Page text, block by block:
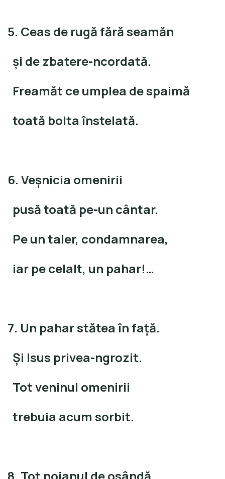
5. Ceas de rugă fără seamăn
şi de zbatere-ncordată.
Freamăt ce umplea de spaimă
toată bolta înstelată.
6. Veşnicia omenirii
pusă toată pe-un cântar.
Pe un taler, condamnarea,
iar pe celalt, un pahar!…
7. Un pahar stătea în faţă.
Şi Isus privea-ngrozit.
Tot veninul omenirii
trebuia acum sorbit.
8. Tot noianul de osândă